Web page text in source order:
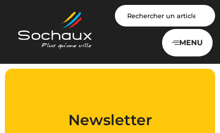
MENU
Newsletter
Panneau de gestion des cookies